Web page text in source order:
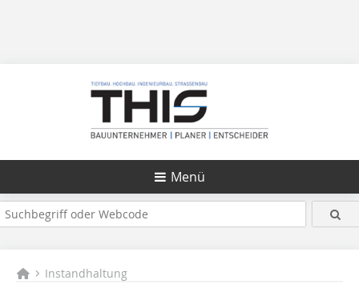
Menü
Instandhaltung